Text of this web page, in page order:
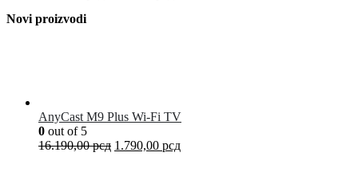
Novi proizvodi
AnyCast M9 Plus Wi-Fi TV
0 out of 5
16.190,00рсд 1.790,00 рсд